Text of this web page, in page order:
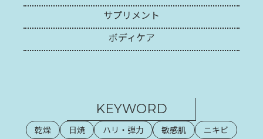
サプリメント
ボディケア
KEYWORD
乾燥 日焼 ハリ・弾力 敏感肌
ニキビ